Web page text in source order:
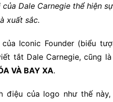
Dale Carnegie thể hiện
xuất sắc.
Iconic Founder (biểu
tắt Dale Carnegie, cũng
VÀ BAY XA.
điệu của logo như thế